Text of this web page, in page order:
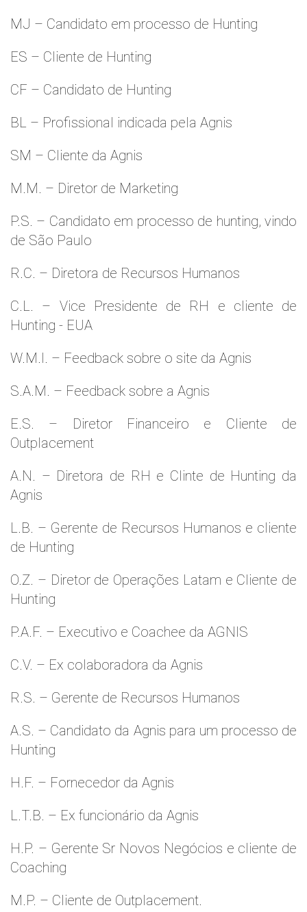
MJ – Candidato em processo de Hunting
ES – Cliente de Hunting
CF – Candidato de Hunting
BL – Profissional indicada pela Agnis
SM – Cliente da Agnis
M.M. – Diretor de Marketing
P.S. – Candidato em processo de hunting, vindo
de São Paulo
R.C. – Diretora de Recursos Humanos
C.L. – Vice Presidente de RH e cliente de
Hunting - EUA
W.M.l. – Feedback sobre o site da Agnis
S.A.M. – Feedback sobre a Agnis
E.S. – Diretor Financeiro e Cliente de
Outplacement
A.N. – Diretora de RH e Clinte de Hunting da
Agnis
L.B. – Gerente de Recursos Humanos e cliente
de Hunting
O.Z. – Diretor de Operações Latam e Cliente de
Hunting
P.A.F. – Executivo e Coachee da AGNIS
C.V. – Ex colaboradora da Agnis
R.S. – Gerente de Recursos Humanos
A.S. – Candidato da Agnis para um processo de
Hunting
H.F. – Fornecedor da Agnis
L.T.B. – Ex funcionário da Agnis
H.P. – Gerente Sr Novos Negócios e cliente de
Coaching
M.P. – Cliente de Outplacement.